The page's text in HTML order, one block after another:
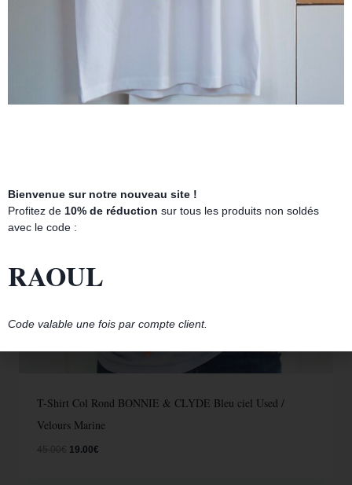
T-Shirt Col Rond BONNIE & CLYDE Bleu ciel Used /
Velours Marine
19.00€
Bienvenue sur notre nouveau site !
Profitez de 10% de réduction sur tous les produits non soldés
avec le code :
RAOUL
Code valable une fois par compte client.